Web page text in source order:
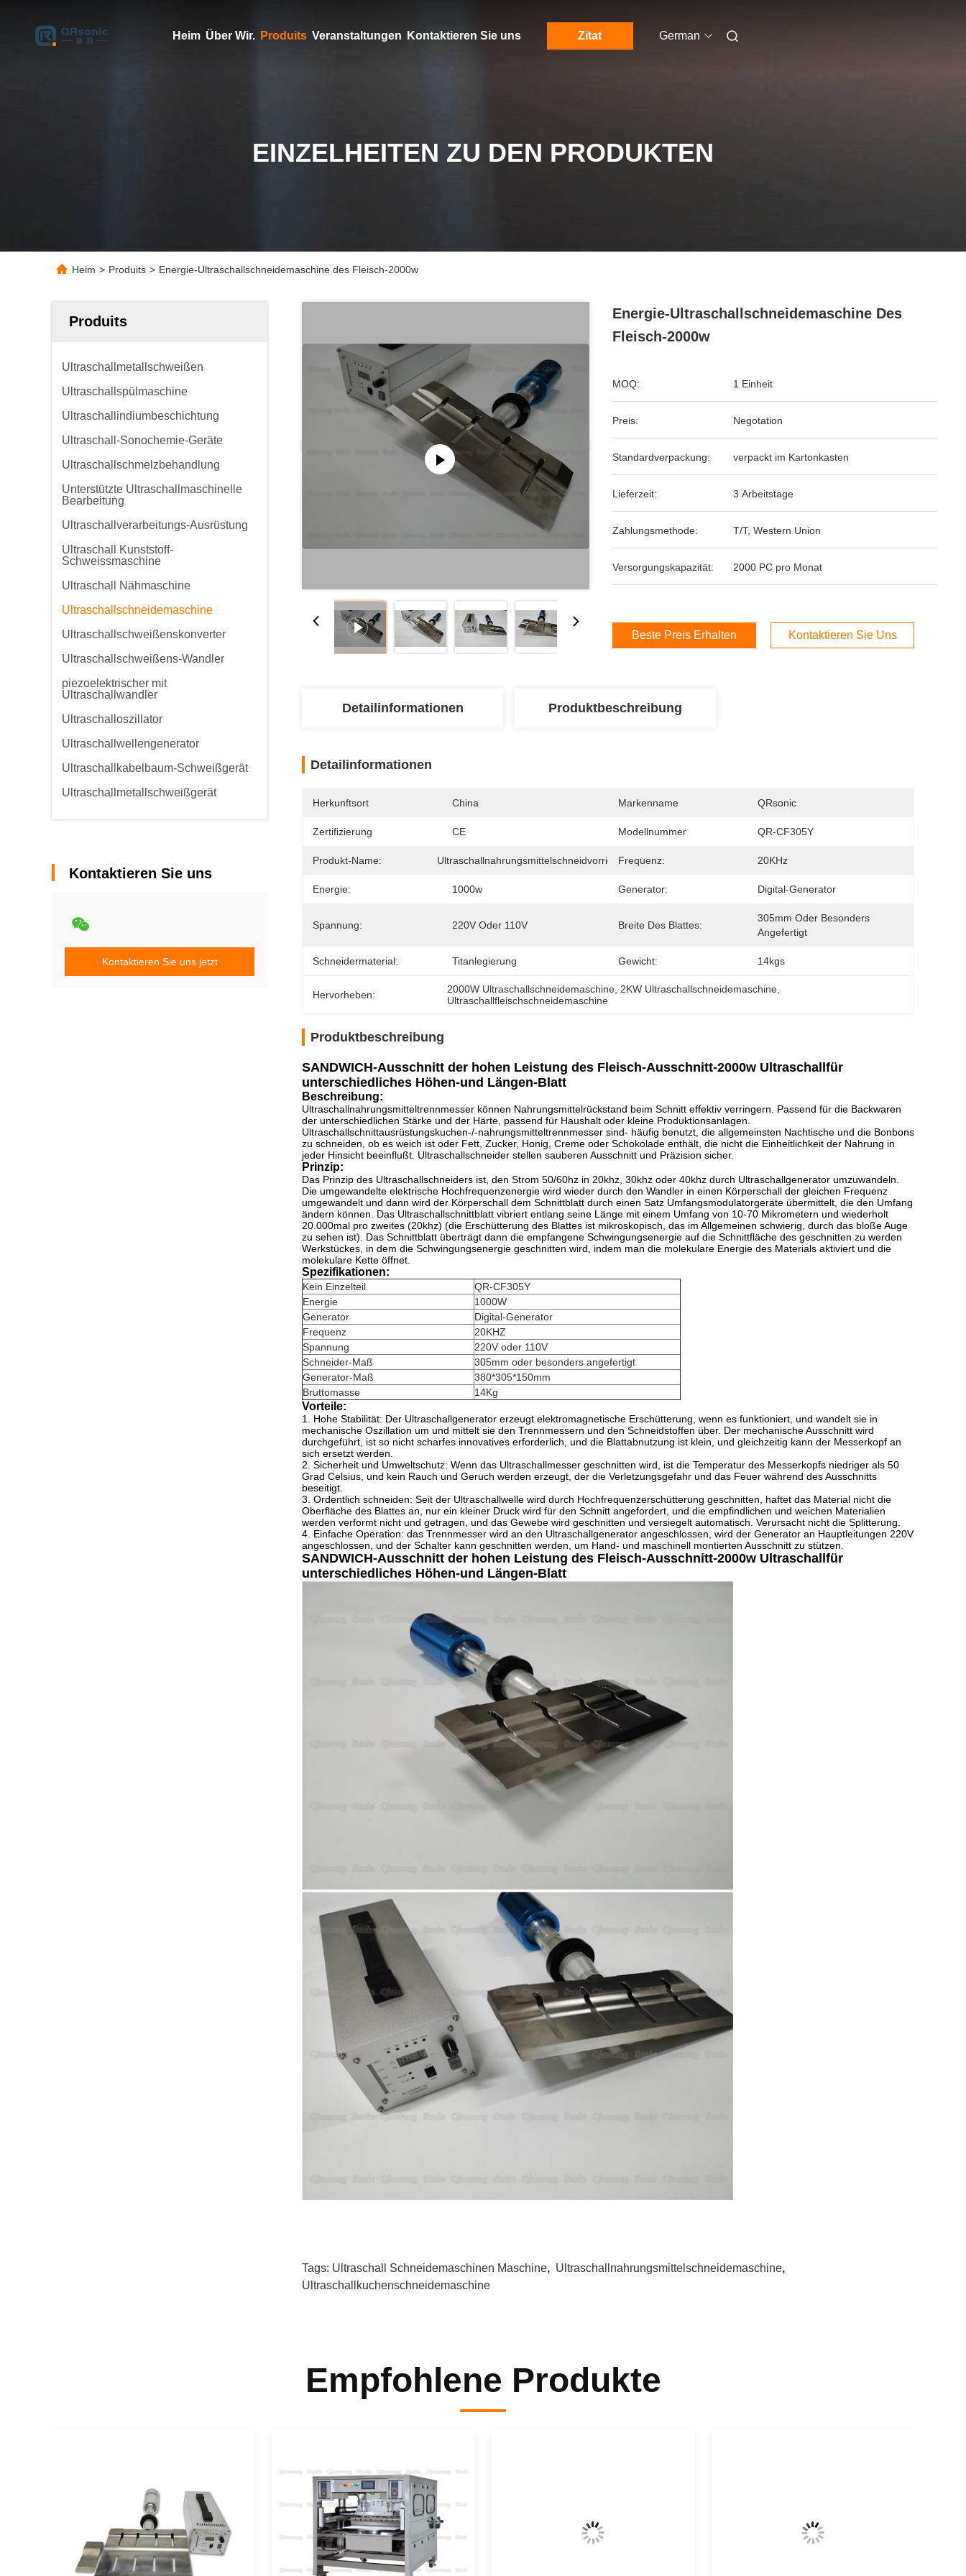
Heim Über Wir. Produits Veranstaltungen Kontaktieren Sie uns Zitat German
EINZELHEITEN ZU DEN PRODUKTEN
Heim > Produits > Energie-Ultraschallschneidemaschine des Fleisch-2000w
Produits
Ultraschallmetallschweißen
Ultraschallspülmaschine
Ultraschallindiumbeschichtung
Ultraschall-Sonochemie-Geräte
Ultraschallschmelzbehandlung
Unterstützte Ultraschallmaschinelle
Bearbeitung
Ultraschallverarbeitungs-Ausrüstung
Ultraschall Kunststoff-
Schweissmaschine
Ultraschall Nähmaschine
Ultraschallschneidemaschine
Ultraschallschweißenskonverter
Ultraschallschweißens-Wandler
piezoelektrischer mit
Ultraschallwandler
Ultraschalloszillator
Ultraschallwellengenerator
Ultraschallkabelbaum-Schweißgerät
Ultraschallmetallschweißgerät
Kontaktieren Sie uns
Kontaktieren Sie uns jetzt
Energie-Ultraschallschneidemaschine Des
Fleisch-2000w
MOQ: 1 Einheit
Preis: Negotation
Standardverpackung: verpackt im Kartonkasten
Lieferzeit: 3 Arbeitstage
Zahlungsmethode: T/T, Western Union
Versorgungskapazität: 2000 PC pro Monat
Beste Preis Erhalten Kontaktieren Sie Uns
Detailinformationen Produktbeschreibung
Detailinformationen
Herkunftsort China Markenname QRsonic
Zertifizierung CE Modellnummer QR-CF305Y
Produkt-Name: UltraschallnahrungsmittelschneidvorrichtungFrequenz: 20KHz
Energie: 1000w Generator: Digital-Generator
Spannung: 220V Oder 110V Breite Des Blattes:
305mm Oder Besonders
Angefertigt
Schneidermaterial: Titanlegierung Gewicht: 14kgs
Hervorheben: 2000W Ultraschallschneidemaschine 2KW Ultraschallschneidemaschine
Ultraschallfleischschneidemaschine
Produktbeschreibung
SANDWICH-Ausschnitt der hohen Leistung des Fleisch-Ausschnitt-2000w Ultraschallfür
unterschiedliches Höhen-und Längen-Blatt
Beschreibung:
Ultraschallnahrungsmitteltrennmesser können Nahrungsmittelrückstand beim Schnitt effektiv verringern. Passend für die Backwaren
der unterschiedlichen Stärke und der Härte, passend für Haushalt oder kleine Produktionsanlagen.
Ultraschallschnittausrüstungskuchen-/-nahrungsmitteltrennmesser sind- häufig benutzt, die allgemeinsten Nachtische und die Bonbons
zu schneiden, ob es weich ist oder Fett, Zucker, Honig, Creme oder Schokolade enthält, die nicht die Einheitlichkeit der Nahrung in
jeder Hinsicht beeinflußt. Ultraschallschneider stellen sauberen Ausschnitt und Präzision sicher.
Prinzip:
Das Prinzip des Ultraschallschneiders ist, den Strom 50/60hz in 20khz, 30khz oder 40khz durch Ultraschallgenerator umzuwandeln.
Die umgewandelte elektrische Hochfrequenzenergie wird wieder durch den Wandler in einen Körperschall der gleichen Frequenz
umgewandelt und dann wird der Körperschall dem Schnittblatt durch einen Satz Umfangsmodulatorgeräte übermittelt, die den Umfang
ändern können. Das Ultraschallschnittblatt vibriert entlang seine Länge mit einem Umfang von 10-70 Mikrometern und wiederholt
20.000mal pro zweites (20khz) (die Erschütterung des Blattes ist mikroskopisch, das im Allgemeinen schwierig, durch das bloße Auge
zu sehen ist). Das Schnittblatt überträgt dann die empfangene Schwingungsenergie auf die Schnittfläche des geschnitten zu werden
Werkstückes, in dem die Schwingungsenergie geschnitten wird, indem man die molekulare Energie des Materials aktiviert und die
molekulare Kette öffnet.
Spezifikationen:
Kein Einzelteil
QR-CF305Y
Energie
1000W
Generator
Digital-Generator
Frequenz
20KHZ
Spannung
220V oder 110V
Schneider-Maß
305mm oder besonders angefertigt
Generator-Maß
380*305*150mm
Bruttomasse
14Kg
Vorteile:
1. Hohe Stabilität: Der Ultraschallgenerator erzeugt elektromagnetische Erschütterung, wenn es funktioniert, und wandelt sie in
mechanische Oszillation um und mittelt sie den Trennmessern und den Schneidstoffen über. Der mechanische Ausschnitt wird
durchgeführt, ist so nicht scharfes innovatives erforderlich, und die Blattabnutzung ist klein, und gleichzeitig kann der Messerkopf an
sich ersetzt werden.
2. Sicherheit und Umweltschutz: Wenn das Ultraschallmesser geschnitten wird, ist die Temperatur des Messerkopfs niedriger als 50
Grad Celsius, und kein Rauch und Geruch werden erzeugt, der die Verletzungsgefahr und das Feuer während des Ausschnitts
beseitigt.
3. Ordentlich schneiden: Seit der Ultraschallwelle wird durch Hochfrequenzerschütterung geschnitten, haftet das Material nicht die
Oberfläche des Blattes an, nur ein kleiner Druck wird für den Schnitt angefordert, und die empfindlichen und weichen Materialien
werden verformt nicht und getragen, und das Gewebe wird geschnitten und versiegelt automatisch. Verursacht nicht die Splitterung.
4. Einfache Operation: das Trennmesser wird an den Ultraschallgenerator angeschlossen, wird der Generator an Hauptleitungen 220V
angeschlossen, und der Schalter kann geschnitten werden, um Hand- und maschinell montierten Ausschnitt zu stützen.
SANDWICH-Ausschnitt der hohen Leistung des Fleisch-Ausschnitt-2000w Ultraschallfür
unterschiedliches Höhen-und Längen-Blatt
Tags: Ultraschall Schneidemaschinen Maschine, Ultraschallnahrungsmittelschneidemaschine,
Ultraschallkuchenschneidemaschine
Empfohlene Produkte